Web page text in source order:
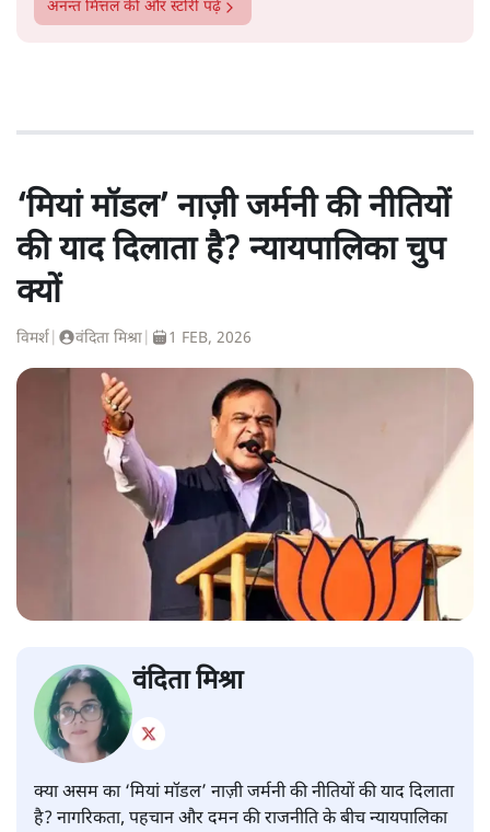
अनन्त मित्तलकी और स्टोरी पढ़ें
‘मियां मॉडल’ नाज़ी जर्मनी की नीतियों
की याद दिलाता है? न्यायपालिका चुप
क्यों
विमर्श वंदिता मिश्रा 1 FEB, 2026
वंदिता मिश्रा
क्या असम का ‘मियां मॉडल’ नाज़ी जर्मनी की नीतियों की याद दिलाता
है? नागरिकता, पहचान और दमन की राजनीति के बीच न्यायपालिका